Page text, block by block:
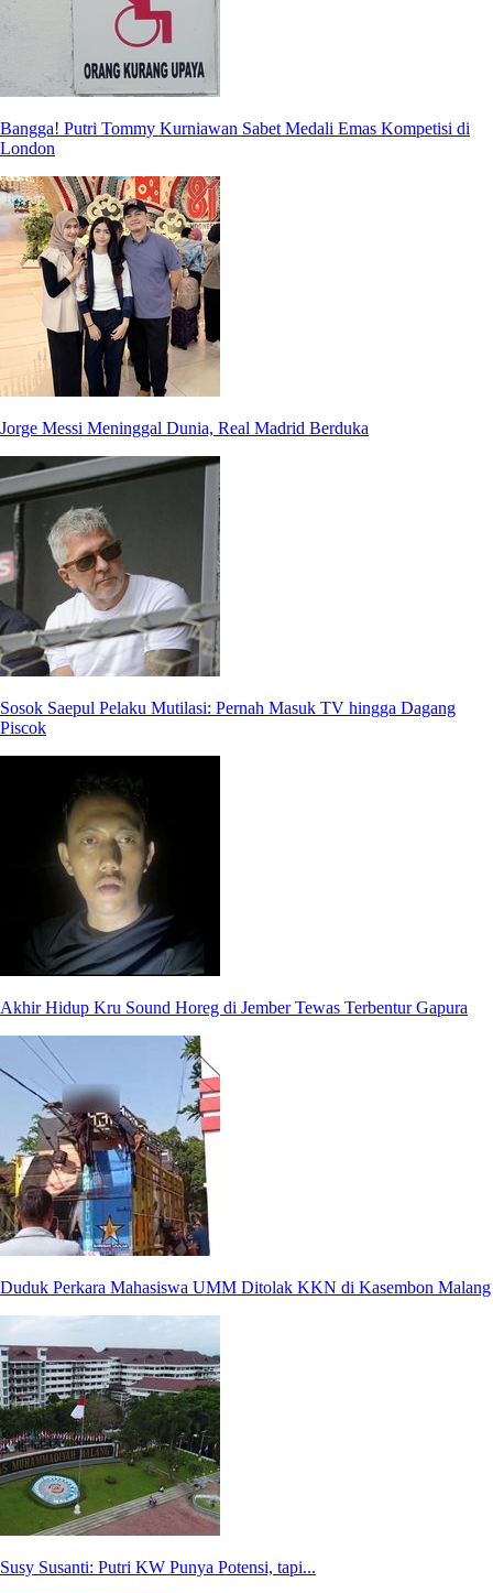
Bangga! Putri Tommy Kurniawan Sabet Medali Emas Kompetisi di
London
Jorge Messi Meninggal Dunia, Real Madrid Berduka
Sosok Saepul Pelaku Mutilasi: Pernah Masuk TV hingga Dagang
Piscok
Akhir Hidup Kru Sound Horeg di Jember Tewas Terbentur Gapura
Duduk Perkara Mahasiswa UMM Ditolak KKN di Kasembon Malang
Susy Susanti: Putri KW Punya Potensi, tapi...